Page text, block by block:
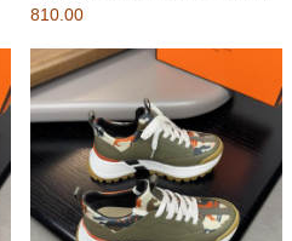
质 原单???休闲运
810.00